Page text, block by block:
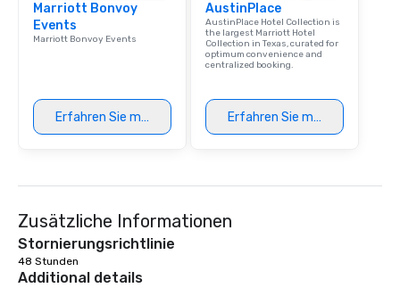
Marriott Bonvoy
Events
Marriott Bonvoy Events
Erfahren Sie mehr
AustinPlace
AustinPlace Hotel Collection is
the largest Marriott Hotel
Collection in Texas, curated for
optimum convenience and
centralized booking.
Erfahren Sie mehr
Zusätzliche Informationen
Stornierungsrichtlinie
48 Stunden
Additional details